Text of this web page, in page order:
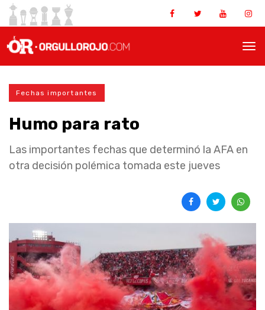
Fechas importantes
Humo para rato
Las importantes fechas que determinó la AFA en
otra decisión polémica tomada este jueves